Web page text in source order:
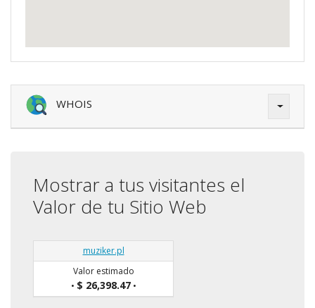
WHOIS
Mostrar a tus visitantes el
Valor de tu Sitio Web
muziker.pl
Valor estimado
• $ 26,398.47•